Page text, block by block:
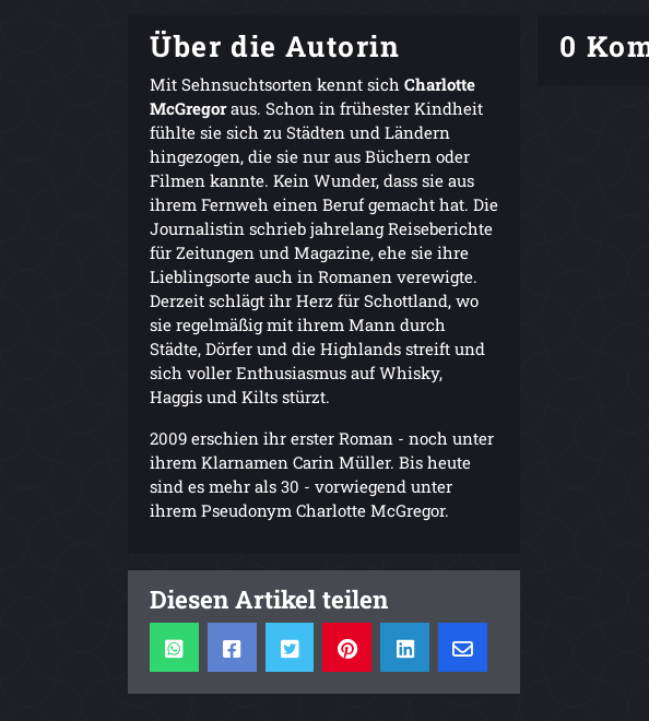
Über die Autorin
Mit Sehnsuchtsorten kennt sich Charlotte
McGregoraus. Schon in frühester Kindheit
fühlte sie sich zu Städten und Ländern
hingezogen, die sie nur aus Büchern oder
Filmen kannte. Kein Wunder, dass sie aus
ihrem Fernweh einen Beruf gemacht hat. Die
Journalistin schrieb jahrelang Reiseberichte
für Zeitungen und Magazine, ehe sie ihre
Lieblingsorte auch in Romanen verewigte.
Derzeit schlägt ihr Herz für Schottland, wo
sie regelmäßig mit ihrem Mann durch
Städte, Dörfer und die Highlands streift und
sich voller Enthusiasmus auf Whisky,
Haggis und Kilts stürzt.
2009 erschien ihr erster Roman - noch unter
ihrem Klarnamen Carin Müller. Bis heute
sind es mehr als 30 - vorwiegend unter
ihrem Pseudonym Charlotte McGregor.
Diesen Artikel teilen
0